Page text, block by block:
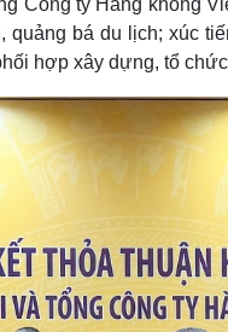
Hậu trường
hóa
Văn học
nhạc
Di sản
Công ty Hàng không
quảng bá du lịch; xúc
hợp xây dựng, tổ